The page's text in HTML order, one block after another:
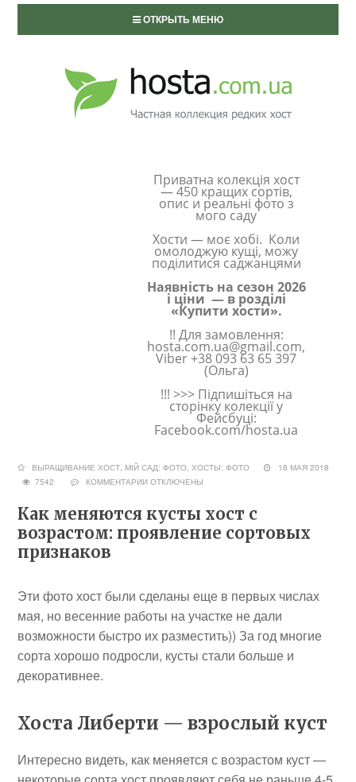
ОТКРЫТЬ МЕНЮ
Приватна колекція хост
— 450 кращих сортів,
опис и реальні фото з
мого саду
Хости — моє хобі. Коли
омолоджую кущі, можу
поділитися саджанцями
Наявність на сезон 2026
і ціни — в розділі
«Купити хости».
!! Для замовлення:
hosta.com.ua@gmail.com,
Viber +38 093 63 65 397
(Ольга)
!!! >>> Підпишіться на
сторінку колекції у
Фейсбуці:
Facebook.com/hosta.ua
ВЫРАЩИВАНИЕ ХОСТ, МІЙ САД: ФОТО,ХОСТЫ: ФОТО
18 МАЯ 2018
7542
КОММЕНТАРИИ ОТКЛЮЧЕНЫ
Как меняются кусты хост с
возрастом: проявление сортовых
признаков
Эти фото хост были сделаны еще в первых числах
мая, но весенние работы на участке не дали
возможности быстро их разместить)) За год многие
сорта хорошо подросли, кусты стали больше и
декоративнее.
Хоста Либерти — взрослый куст
Интересно видеть, как меняется с возрастом куст —